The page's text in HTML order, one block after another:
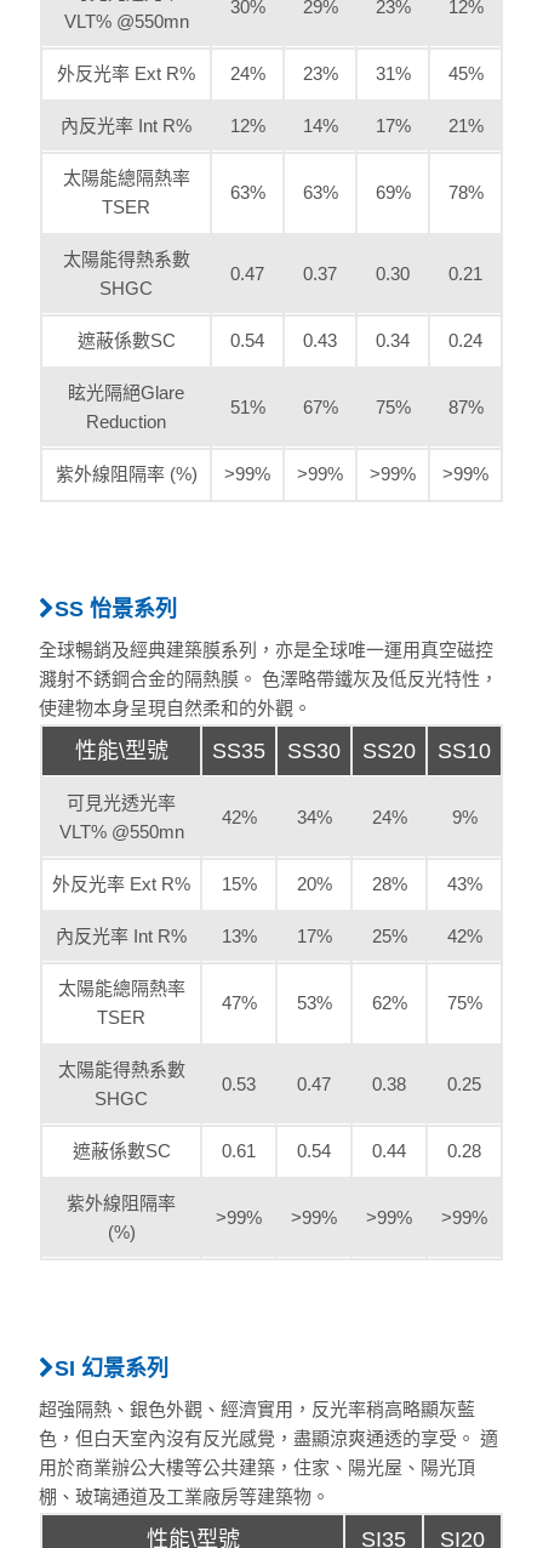
VLT% @550mn
30% 29% 23% 12%
外反光率 Ext R% 24% 23% 31% 45%
內反光率 Int R% 12% 14% 17% 21%
太陽能總隔熱率
TSER
63% 63% 69% 78%
太陽能得熱系數
SHGC
0.47 0.37 0.30 0.21
遮蔽係數SC 0.54 0.43 0.34 0.24
眩光隔絕Glare
Reduction
51% 67% 75% 87%
紫外線阻隔率 (%) >99% >99% >99% >99%
SS 怡景系列
全球暢銷及經典建築膜系列，亦是全球唯一運用真空磁控
濺射不銹鋼合金的隔熱膜。 色澤略帶鐵灰及低反光特性，
使建物本身呈現自然柔和的外觀。
性能\型號 SS35 SS30 SS20 SS10
可見光透光率
VLT% @550mn
42% 34% 24% 9%
外反光率 Ext R% 15% 20% 28% 43%
內反光率 Int R% 13% 17% 25% 42%
太陽能總隔熱率
TSER
47% 53% 62% 75%
太陽能得熱系數
SHGC
0.53 0.47 0.38 0.25
遮蔽係數SC 0.61 0.54 0.44 0.28
紫外線阻隔率
(%)
>99% >99% >99% >99%
SI 幻景系列
超強隔熱、銀色外觀、經濟實用，反光率稍高略顯灰藍
色，但白天室內沒有反光感覺，盡顯涼爽通透的享受。 適
用於商業辦公大樓等公共建築，住家、陽光屋、陽光頂
棚、玻璃通道及工業廠房等建築物。
性能\型號 SI35 SI20